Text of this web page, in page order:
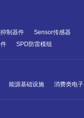
抑制器件
Sensor传感器
SPD防雷模组
能源基础设施 消费类电子